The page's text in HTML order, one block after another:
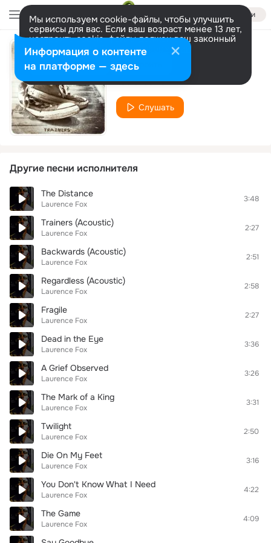
Войти
Мы используем cookie-файлы, чтобы улучшить
сервисы для вас. Если ваш возраст менее 13 лет,
настроить cookie-файлы должен ваш законный
представитель. Больше информации
Разрешить все Настроить
Trainers
Laurence Fox
Слушать
Другие песни исполнителя
The Distance
Laurence Fox
3:48
Trainers (Acoustic)
Laurence Fox
2:27
Backwards (Acoustic)
Laurence Fox
2:51
Regardless (Acoustic)
Laurence Fox
2:58
Fragile
Laurence Fox
2:27
Dead in the Eye
Laurence Fox
3:36
A Grief Observed
Laurence Fox
3:26
The Mark of a King
Laurence Fox
3:31
Twilight
Laurence Fox
2:50
Die On My Feet
Laurence Fox
3:16
You Don't Know What I Need
Laurence Fox
4:22
The Game
Laurence Fox
4:09
Информация о контенте
на платформе — здесь